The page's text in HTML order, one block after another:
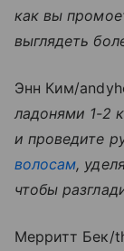
как вы
выглядеть
Энн Ким/
ладонями 1-2
и проведите
волосам,
чтобы
Мерритт Бек/